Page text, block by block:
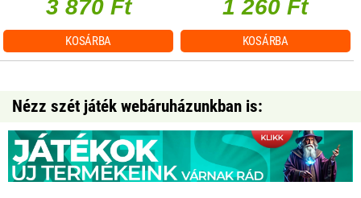
3 870 Ft
KOSÁRBA
1 260 Ft
KOSÁRBA
Nézz szét játék webáruházunkban is: